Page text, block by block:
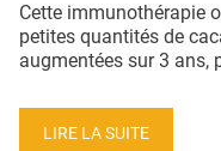
Cette immunothérapie
petites quantités de
augmentées sur 3 ans,
LIRE LA SUITE